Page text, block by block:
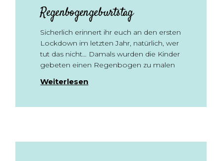
Regenbogengeburtstag
Sicherlich erinnert ihr euch an den ersten
Lockdown im letzten Jahr, natürlich, wer
tut das nicht… Damals wurden die Kinder
gebeten einen Regenbogen zu malen
Weiterlesen